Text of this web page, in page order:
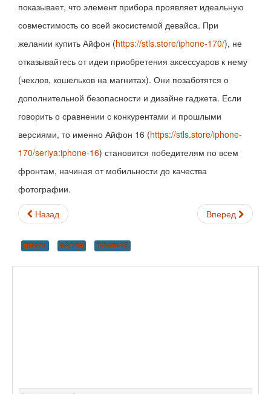
показывает, что элемент прибора проявляет идеальную
совместимость со всей экосистемой девайса. При
желании купить Айфон (https://stls.store/iphone-170/), не
отказывайтесь от идеи приобретения аксессуаров к нему
(чехлов, кошельков на магнитах). Они позаботятся о
дополнительной безопасности и дизайне гаджета. Если
говорить о сравнении с конкурентами и прошлыми
версиями, то именно Айфон 16 (https://stls.store/iphone-
170/seriya:iphone-16) становится победителям по всем
фронтам, начиная от мобильности до качества
фотографии.
Назад Вперед
iphone айфон iphone16